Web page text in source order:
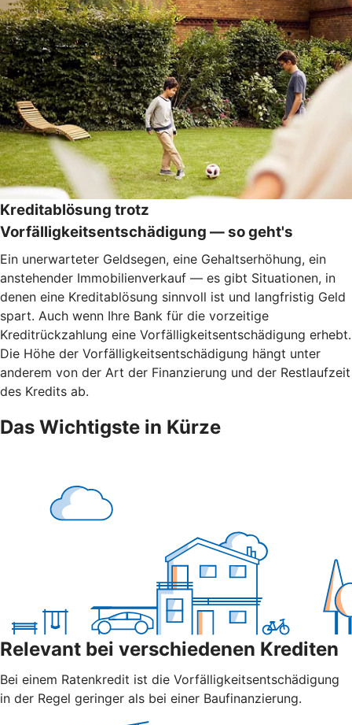
Kreditablösung trotz
Vorfälligkeitsentschädigung — so geht's
Ein unerwarteter Geldsegen, eine Gehaltserhöhung, ein
anstehender Immobilienverkauf — es gibt Situationen, in
denen eine Kreditablösung sinnvoll ist und langfristig Geld
spart. Auch wenn Ihre Bank für die vorzeitige
Kreditrückzahlung eine Vorfälligkeitsentschädigung erhebt.
Die Höhe der Vorfälligkeitsentschädigung hängt unter
anderem von der Art der Finanzierung und der Restlaufzeit
des Kredits ab.
Das Wichtigste in Kürze
Relevant bei verschiedenen Krediten
Bei einem Ratenkredit ist die Vorfälligkeitsentschädigung
in der Regel geringer als bei einer Baufinanzierung.